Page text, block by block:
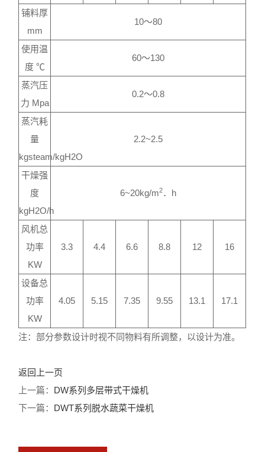
铺料厚
mm
10～80
使用温
度 ℃
60～130
蒸汽压
力 Mpa
0.2～0.8
蒸汽耗
量
kgsteam/kgH2O
2.2~2.5
干燥强
度
kgH2O/h
6~20kg/m2．h
风机总
功率
KW
3.3 4.4 6.6 8.8 12 16
设备总
功率
KW
4.05 5.15 7.35 9.55 13.1 17.1
注：部分参数设计时视不同物料有所调整，以设计为准。
返回上一页
上一篇： DW系列多层带式干燥机
下一篇： DWT系列脱水蔬菜干燥机